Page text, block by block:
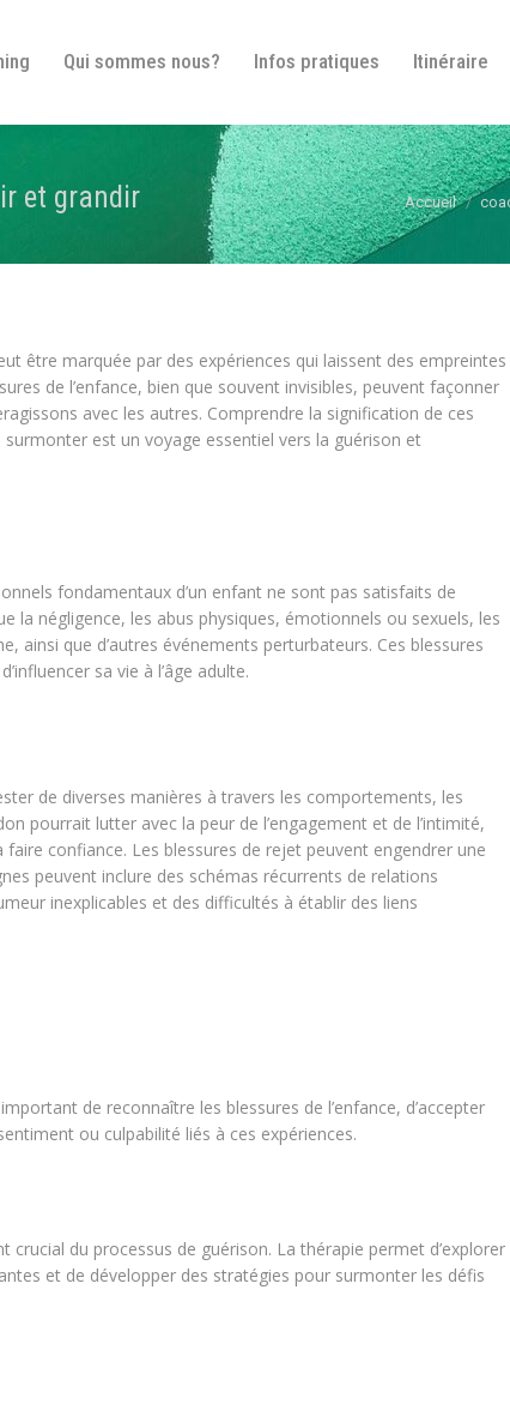
Qui sommes nous? Infos pratiques Itinéraire
et grandir Vous êtes ici :
Accueil
être marquée par des expériences qui laissent des empreintes
de l’enfance, bien que souvent invisibles, peuvent façonner
avec les autres. Comprendre la signification de ces
est un voyage essentiel vers la guérison et
fondamentaux d’un enfant ne sont pas satisfaits de
la négligence, les abus physiques, émotionnels ou sexuels, les
ainsi que d’autres événements perturbateurs. Ces blessures
sa vie à l’âge adulte.
de diverses manières à travers les comportements, les
pourrait lutter avec la peur de l’engagement et de l’intimité,
confiance. Les blessures de rejet peuvent engendrer une
peuvent inclure des schémas récurrents de relations
inexplicables et des difficultés à établir des liens
de reconnaître les blessures de l’enfance, d’accepter
ou culpabilité liés à ces expériences.
du processus de guérison. La thérapie permet d’explorer
et de développer des stratégies pour surmonter les défis